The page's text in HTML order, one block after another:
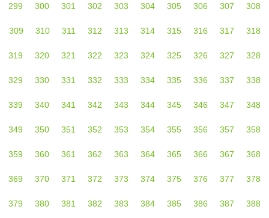
299 300 301 302 303 304 305 306 307 308
309 310 311 312 313 314 315 316 317 318
319 320 321 322 323 324 325 326 327 328
329 330 331 332 333 334 335 336 337 338
339 340 341 342 343 344 345 346 347 348
349 350 351 352 353 354 355 356 357 358
359 360 361 362 363 364 365 366 367 368
369 370 371 372 373 374 375 376 377 378
379 380 381 382 383 384 385 386 387 388